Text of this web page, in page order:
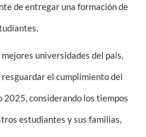
de entregar una formación de
universidades del país,
resguardar el cumplimiento del
2025, considerando los tiempos
estudiantes y sus familias,